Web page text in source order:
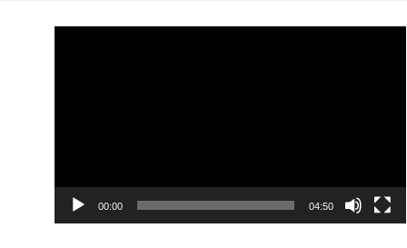
ヤ
00:00 04:50